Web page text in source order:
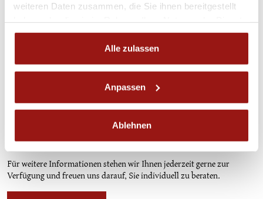
weiteren Daten zusammen, die Sie ihnen bereitgestellt
gesammelt haben.
Alle zulassen
Anpassen
Ablehnen
Ansprechperson
ZUCHTDOKUMENTATION
ines.hubinger@piber.com
Für weitere Informationen stehen wir Ihnen jederzeit gerne zur
Verfügung und freuen uns darauf, Sie individuell zu beraten.